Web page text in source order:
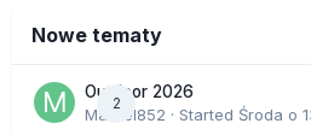
Nowe tematy
2
Outdoor 2026
Marcel852 · Started Środa o